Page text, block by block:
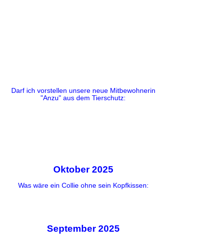
Darf ich vorstellen unsere neue Mitbewohnerin
"Anzu" aus dem Tierschutz:
Oktober 2025
Was wäre ein Collie ohne sein Kopfkissen:
September 2025